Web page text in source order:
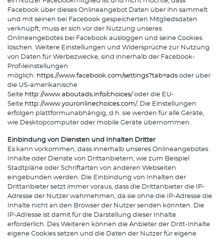
Facebook über dieses Onlineangebot Daten über ihn sammelt
und mit seinen bei Facebook gespeicherten Mitgliedsdaten
verknüpft, muss er sich vor der Nutzung unseres
Onlineangebotes bei Facebook ausloggen und seine Cookies
löschen. Weitere Einstellungen und Widersprüche zur Nutzung
von Daten für Werbezwecke, sind innerhalb der Facebook-
Profileinstellungen
möglich: https://www.facebook.com/settings?tab=ads oder über
die US-amerikanische
Seite http://www.aboutads.info/choices/ oder die EU-
Seite http://www.youronlinechoices.com/. Die Einstellungen
erfolgen plattformunabhängig, d.h. sie werden für alle Geräte,
wie Desktopcomputer oder mobile Geräte übernommen.
Einbindung von Diensten und Inhalten Dritter
Es kann vorkommen, dass innerhalb unseres Onlineangebotes
Inhalte oder Dienste von Drittanbietern, wie zum Beispiel
Stadtpläne oder Schriftarten von anderen Webseiten
eingebunden werden. Die Einbindung von Inhalten der
Drittanbieter setzt immer voraus, dass die Drittanbieter die IP-
Adresse der Nutzer wahrnehmen, da sie ohne die IP-Adresse die
Inhalte nicht an den Browser der Nutzer senden könnten. Die
IP-Adresse ist damit für die Darstellung dieser Inhalte
erforderlich. Des Weiteren können die Anbieter der Dritt-Inhalte
eigene Cookies setzen und die Daten der Nutzer für eigene